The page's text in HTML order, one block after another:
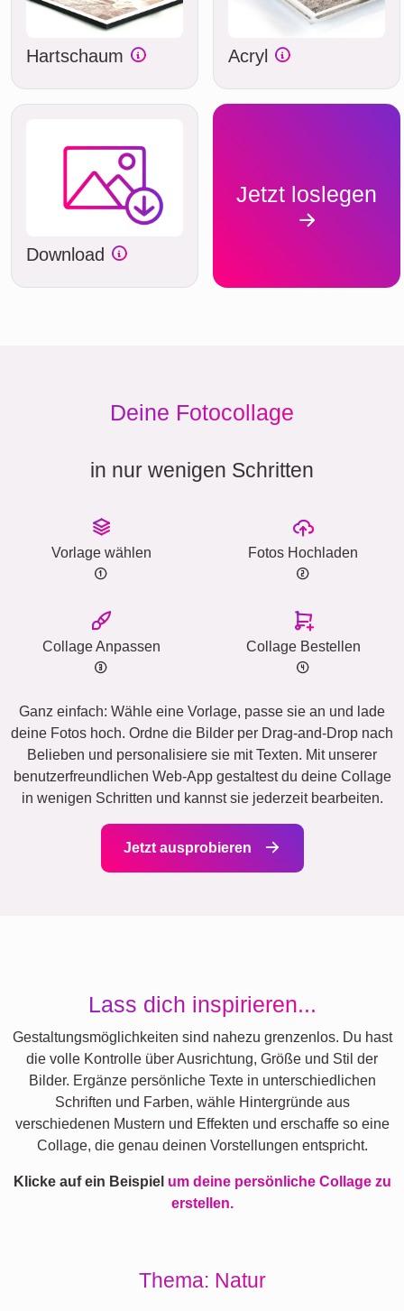
Hartschaum Acryl
Download
Jetzt loslegen
Deine Fotocollage
in nur wenigen Schritten
Vorlage wählen Fotos Hochladen
Collage Anpassen Collage Bestellen
Ganz einfach: Wähle eine Vorlage, passe sie an und lade
deine Fotos hoch. Ordne die Bilder per Drag-and-Drop nach
Belieben und personalisiere sie mit Texten. Mit unserer
benutzerfreundlichen Web-App gestaltest du deine Collage
in wenigen Schritten und kannst sie jederzeit bearbeiten.
Jetzt ausprobieren
Lass dich inspirieren...
Gestaltungsmöglichkeiten sind nahezu grenzenlos. Du hast
die volle Kontrolle über Ausrichtung, Größe und Stil der
Bilder. Ergänze persönliche Texte in unterschiedlichen
Schriften und Farben, wähle Hintergründe aus
verschiedenen Mustern und Effekten und erschaffe so eine
Collage, die genau deinen Vorstellungen entspricht.
Klicke auf ein Beispiel um deine persönliche Collage zu
erstellen.
Thema: Natur